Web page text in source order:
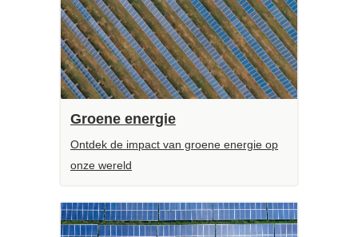
Groene energie
Ontdek de impact van groene energie op
onze wereld